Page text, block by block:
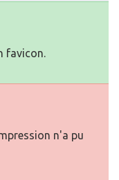
favicon.
n'a pu